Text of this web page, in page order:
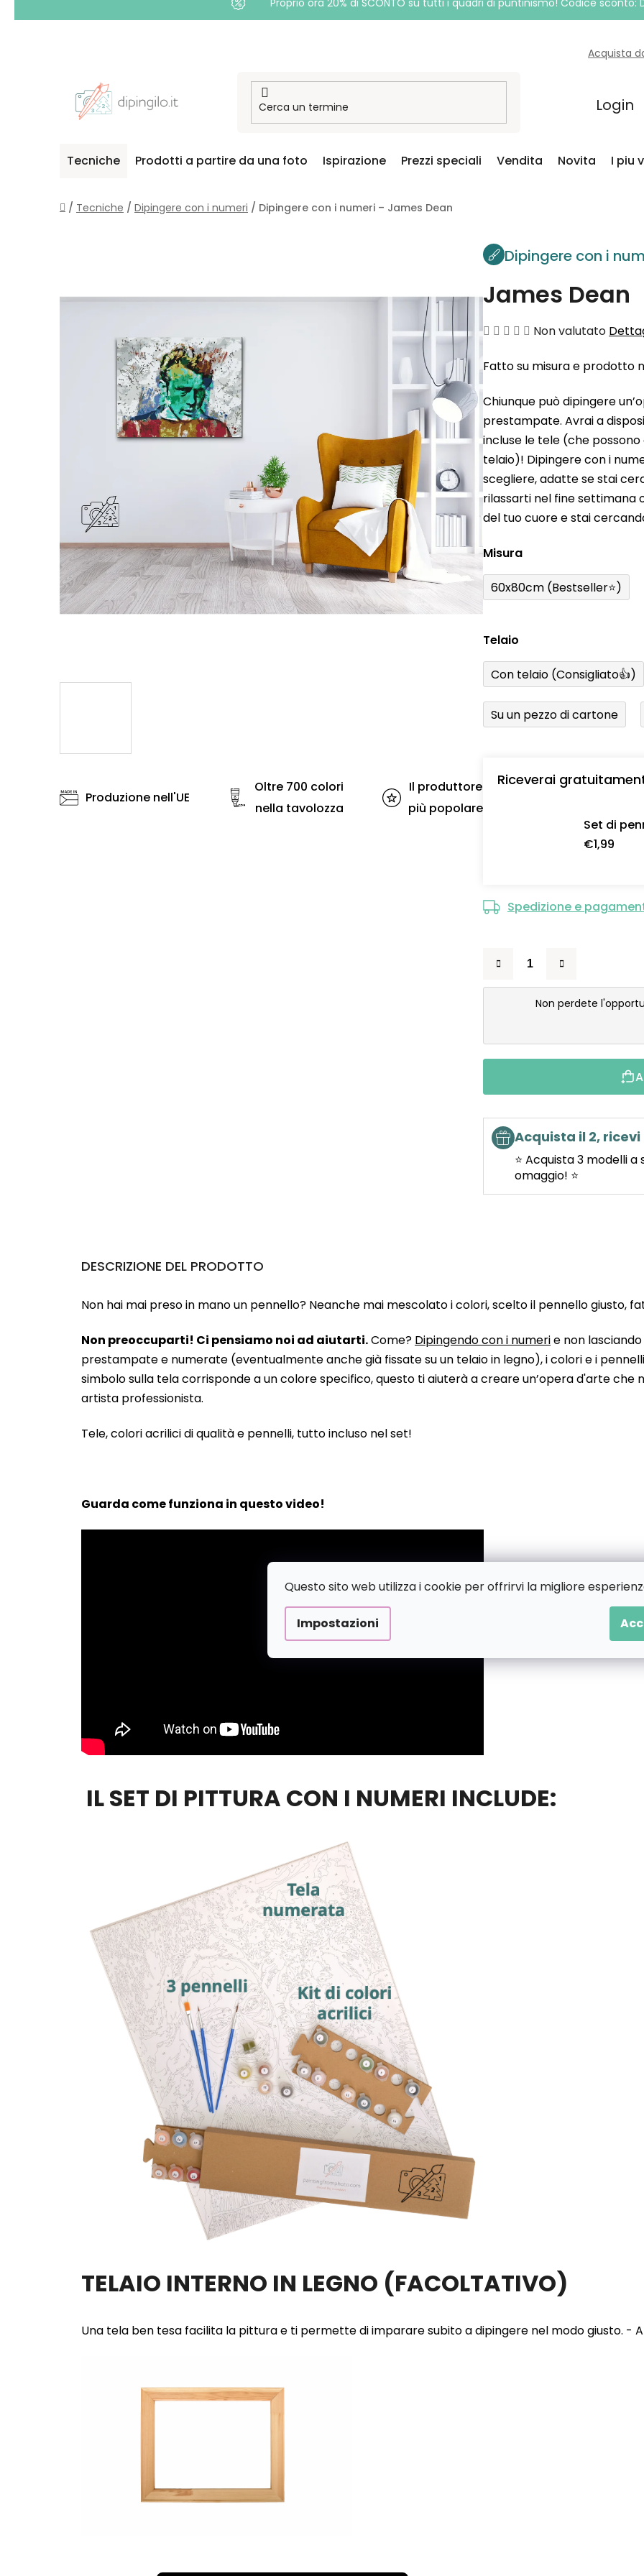
Questo sito web utilizza i cookie per offrirvi la migliore
Impostazioni
Proprio ora 20% di SCONTO su tutti i quadri di puntinismo! Codice sconto:
Acquista
Login
Tecniche Prodotti a partire da una foto Ispirazione Prezzi speciali Vendita Novita I piu
Casa
/ Tecniche / Dipingere con i numeri / Dipingere con i numeri – James Dean
Dipingere con i
James Dean
La
media
prodotto
è
0,0
su
5
stelle.
Non valutato
Fatto su misura e prodotto
Chiunque può dipingere
prestampate. Avrai a
incluse le tele (che
telaio)! Dipingere con i
scegliere, adatte se stai
rilassarti nel fine settimana
del tuo cuore e stai
Misura
60x80cm (Bestseller⭐)
Telaio
Con telaio (Consigliato👍)
Su un pezzo di cartone
Riceverai
Set di
€1,99
Spedizione e
Non perdete
Acquista il 2, ricevi
⭐ Acquista 3 modelli
omaggio! ⭐
Produzione nell'UE
Oltre 700 colori
nella tavolozza
Il produttore
più popolare
DESCRIZIONE DEL PRODOTTO
Non hai mai preso in mano un pennello? Neanche mai mescolato i colori, scelto il pennello giusto,
Non preoccuparti! Ci pensiamo noi ad aiutarti.Come? Dipingendo con i numerie non
prestampate e numerate (eventualmente anche già fissate su un telaio in legno), i colori e i
simbolo sulla tela corrisponde a un colore specifico, questo ti aiuterà a creare un’opera d'arte che
artista professionista.
Tele, colori acrilici di qualità e pennelli, tutto incluso nel set!
Guarda come funziona in questo video!
IL SET DI PITTURA CON I NUMERI INCLUDE:
TELAIO INTERNO IN LEGNO (FACOLTATIVO)
Una tela ben tesa facilita la pittura e ti permette di imparare subito a dipingere nel modo giusto.